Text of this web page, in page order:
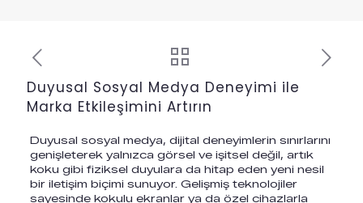
Duyusal Sosyal Medya Deneyimi ile
Marka Etkileşimini Artırın
Duyusal sosyal medya, dijital deneyimlerin sınırlarını
genişleterek yalnızca görsel ve işitsel değil, artık
koku gibi fiziksel duyulara da hitap eden yeni nesil
bir iletişim biçimi sunuyor. Gelişmiş teknolojiler
sayesinde kokulu ekranlar ya da özel cihazlarla